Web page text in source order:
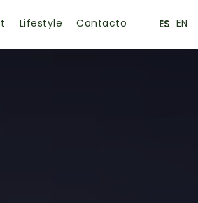
Lifestyle Contacto ES EN